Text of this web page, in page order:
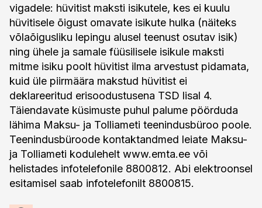
vigadele: hüvitist maksti isikutele, kes ei kuulu
hüvitisele õigust omavate isikute hulka (näiteks
võlaõigusliku lepingu alusel teenust osutav isik)
ning ühele ja samale füüsilisele isikule maksti
mitme isiku poolt hüvitist ilma arvestust pidamata,
kuid üle piirmäära makstud hüvitist ei
deklareeritud erisoodustusena TSD lisal 4.
Täiendavate küsimuste puhul palume pöörduda
lähima Maksu- ja Tolliameti teenindusbüroo poole.
Teenindusbüroode kontaktandmed leiate Maksu-
ja Tolliameti kodulehelt www.emta.ee või
helistades infotelefonile 8800812. Abi elektroonsel
esitamisel saab infotelefonilt 8800815.